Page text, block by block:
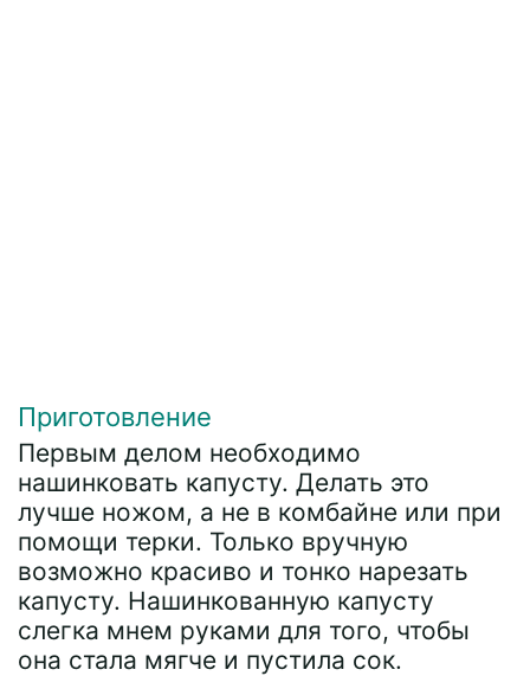
Приготовление
Первым делом необходимо
нашинковать капусту. Делать это
лучше ножом, а не в комбайне или при
помощи терки. Только вручную
возможно красиво и тонко нарезать
капусту. Нашинкованную капусту
слегка мнем руками для того, чтобы
она стала мягче и пустила сок.